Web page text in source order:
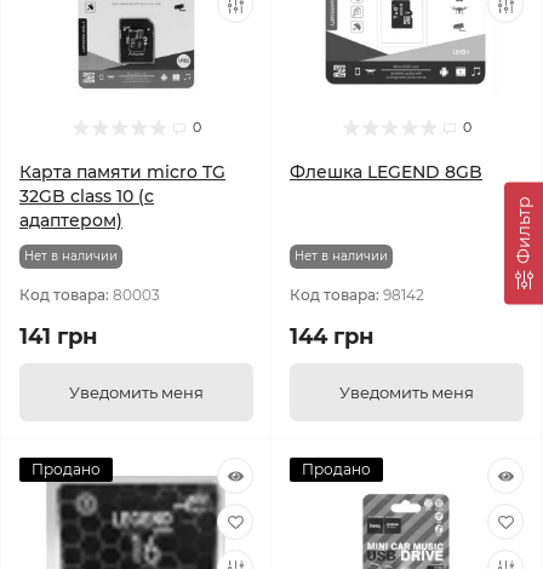
Фильтр
0
Карта памяти micro TG
32GB class 10 (с
адаптером)
Нет в наличии
Код товара: 80003
141 грн
Уведомить меня
0
Флешка LEGEND 8GB
Нет в наличии
Код товара: 98142
144 грн
Уведомить меня
Продано Продано